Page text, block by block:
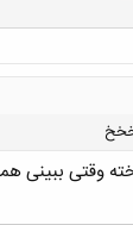
وقتی ببینی